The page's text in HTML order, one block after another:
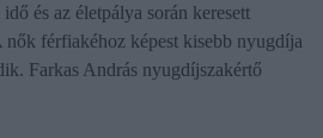
és az életpálya során keresett
férfiakéhoz képest kisebb nyugdíja
Farkas András nyugdíjszakértő